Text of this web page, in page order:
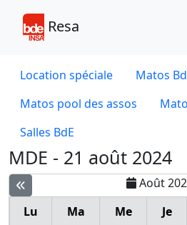
Resa
Location spéciale
Matos
Matos pool des assos
Salles BdE
MDE - 21 août 2024
Août
Lu
Ma Me Je